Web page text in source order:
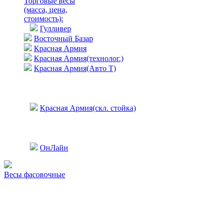
(масса, цена,
стоимость):
Гулливер
Восточный Базар
Красная Армия
Красная Армия(технолог.)
Красная Армия(Авто Т)
Красная Армия(скл. стойка)
ОнЛайн
Весы фасовочные